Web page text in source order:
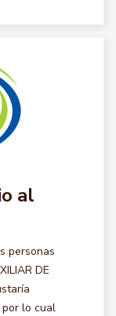
al
personas
DE
lo cual